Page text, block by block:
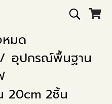
มด
อุปกรณ์พื้นฐาน
20cm 2ชิ้น